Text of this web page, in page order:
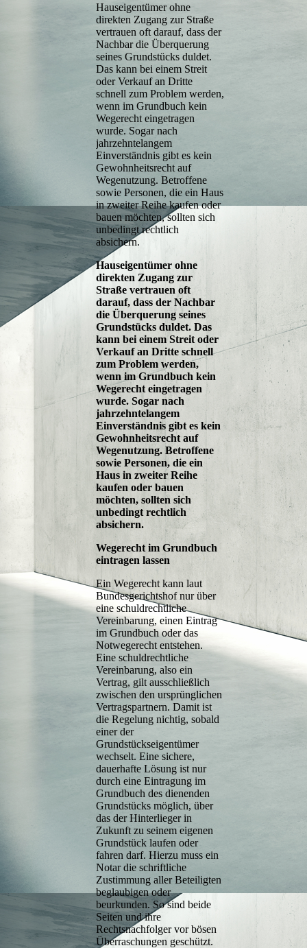
Hauseigentümer ohne
direkten Zugang zur Straße
vertrauen oft darauf, dass der
Nachbar die Überquerung
seines Grundstücks duldet.
Das kann bei einem Streit
oder Verkauf an Dritte
schnell zum Problem werden,
wenn im Grundbuch kein
Wegerecht eingetragen
wurde. Sogar nach
jahrzehntelangem
Einverständnis gibt es kein
Gewohnheitsrecht auf
Wegenutzung. Betroffene
sowie Personen, die ein Haus
in zweiter Reihe kaufen oder
bauen möchten, sollten sich
unbedingt rechtlich
absichern.
Hauseigentümer ohne
direkten Zugang zur
Straße vertrauen oft
darauf, dass der Nachbar
die Überquerung seines
Grundstücks duldet. Das
kann bei einem Streit oder
Verkauf an Dritte schnell
zum Problem werden,
wenn im Grundbuch kein
Wegerecht eingetragen
wurde. Sogar nach
jahrzehntelangem
Einverständnis gibt es kein
Gewohnheitsrecht auf
Wegenutzung. Betroffene
sowie Personen, die ein
Haus in zweiter Reihe
kaufen oder bauen
möchten, sollten sich
unbedingt rechtlich
absichern.
Wegerecht im Grundbuch
eintragen lassen
Ein Wegerecht kann laut
Bundesgerichtshof nur über
eine schuldrechtliche
Vereinbarung, einen Eintrag
im Grundbuch oder das
Notwegerecht entstehen.
Eine schuldrechtliche
Vereinbarung, also ein
Vertrag, gilt ausschließlich
zwischen den ursprünglichen
Vertragspartnern. Damit ist
die Regelung nichtig, sobald
einer der
Grundstückseigentümer
wechselt. Eine sichere,
dauerhafte Lösung ist nur
durch eine Eintragung im
Grundbuch des dienenden
Grundstücks möglich, über
das der Hinterlieger in
Zukunft zu seinem eigenen
Grundstück laufen oder
fahren darf. Hierzu muss ein
Notar die schriftliche
Zustimmung aller Beteiligten
beglaubigen oder
beurkunden. So sind beide
Seiten und ihre
Rechtsnachfolger vor bösen
Überraschungen geschützt.